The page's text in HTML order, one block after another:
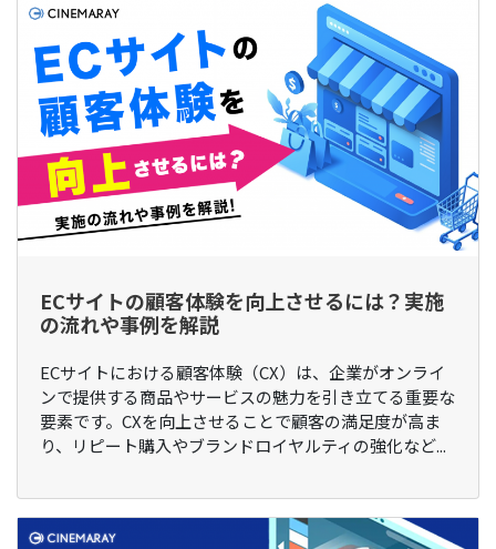
ECサイトの顧客体験を向上させるには？実施
の流れや事例を解説
ECサイトにおける顧客体験（CX）は、企業がオンライ
ンで提供する商品やサービスの魅力を引き立てる重要な
要素です。CXを向上させることで顧客の満足度が高ま
り、リピート購入やブランドロイヤルティの強化など...